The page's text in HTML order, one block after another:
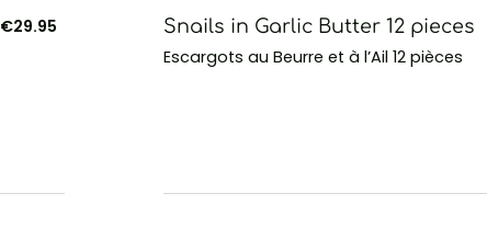
€29.95
Snails in Garlic Butter 12 pieces
Escargots au Beurre et à l’Ail 12 pièces